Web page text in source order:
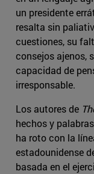
un presidente
resalta sin
cuestiones, su
consejos ajenos,
capacidad de
irresponsable.
Los autores de
hechos y
ha roto con la
estadounidense
basada en el